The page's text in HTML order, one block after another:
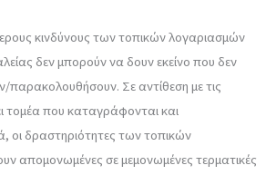
κινδύνους των τοπικών λογαριασμών
δεν μπορούν να δουν εκείνο που δεν
παρακολουθήσουν. Σε αντίθεση με τις
τομέα που καταγράφονται και
οι δραστηριότητες των τοπικών
απομονωμένες σε μεμονωμένες τερματικές